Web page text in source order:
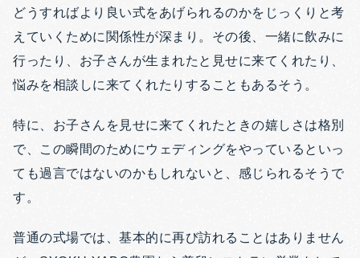
どうすればより良い式をあげられるのかをじっくりと考
えていくために関係性が深まり。その後、一緒に飲みに
行ったり、お子さんが生まれたと見せに来てくれたり、
悩みを相談しに来てくれたりすることもあるそう。
特に、お子さんを見せに来てくれたときの嬉しさは格別
で、この瞬間のためにウェディングをやっているといっ
ても過言ではないのかもしれないと、感じられるそうで
す。
普通の式場では、基本的に再び訪れることはありません